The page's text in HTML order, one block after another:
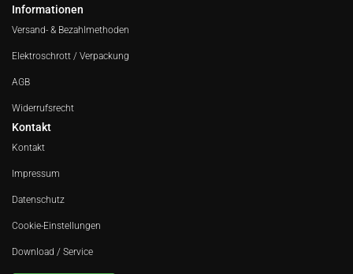
Informationen
Versand- & Bezahlmethoden
Elektroschrott / Verpackung
AGB
Widerrufsrecht
Kontakt
Kontakt
Impressum
Datenschutz
Cookie-Einstellungen
Download / Service